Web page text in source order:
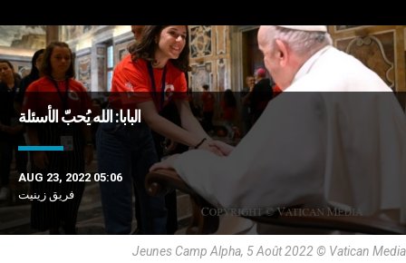
البابا: الله يُحبّ الأسئلة
AUG 23, 2022 05:06
فريق زينيت
Jeunes Camp Alpha, 5 Août 2022 © Vatican Media